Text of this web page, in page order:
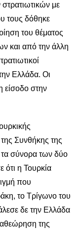
με
τους δόθηκε
του θέματος
και από την άλλη
Ελλάδα. Οι
είσοδο στην
Συνθήκης της
τα σύνορα των δύο
η Τουρκία
που
το Τρίγωνο του
δε την Ελλάδα
της